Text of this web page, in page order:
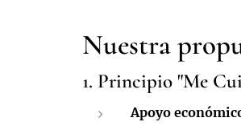
Nuestra
1. Principio "Me
Apoyo